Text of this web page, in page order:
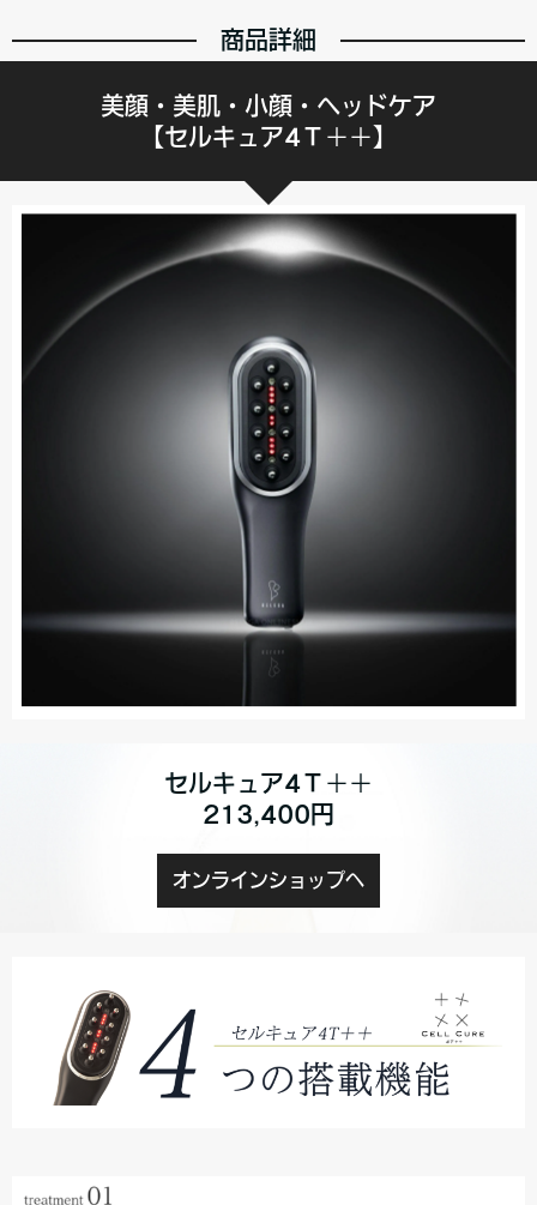
商品詳細
美顔・美肌・小顔・ヘッドケア
【セルキュア4Ｔ＋＋】
セルキュア4Ｔ＋＋
213,400円
オンラインショップへ